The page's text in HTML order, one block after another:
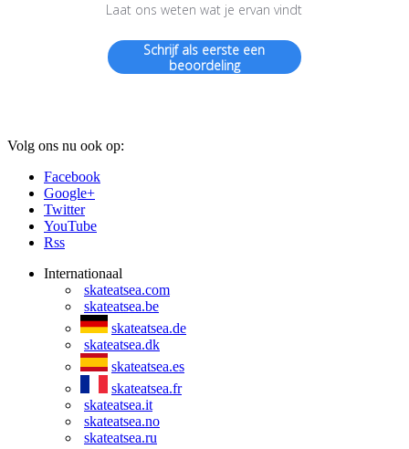
Laat ons weten wat je ervan vindt
Schrijf als eerste een
beoordeling
Volg ons nu ook op:
Facebook
Google+
Twitter
YouTube
Rss
Internationaal
skateatsea.com
skateatsea.be
skateatsea.de
skateatsea.dk
skateatsea.es
skateatsea.fr
skateatsea.it
skateatsea.no
skateatsea.ru